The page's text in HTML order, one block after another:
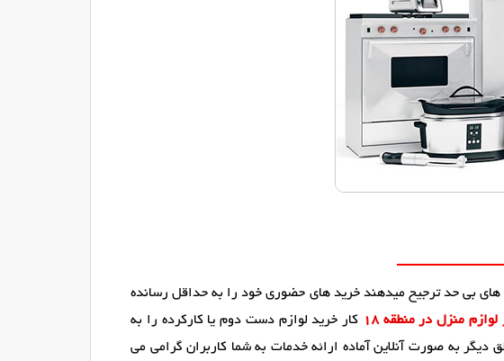
بی حد ترجیح میدهند خرید های حضوری خود را به حداقل رسانده
لوازم منزل در منطقه 18
کار خرید لوازم دست دوم یا کارکرده را به
به صورت آنلاین آماده ارائه خدمات به شما کاربران گرامی می